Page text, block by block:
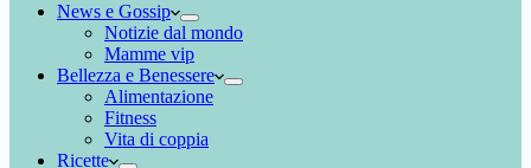
News e Gossip
Notizie dal mondo
Mamme vip
Bellezza e Benessere
Alimentazione
Fitness
Vita di coppia
Ricette